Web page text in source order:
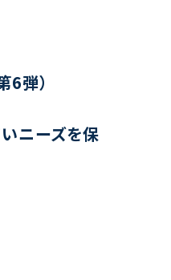
弾）
ニーズを保